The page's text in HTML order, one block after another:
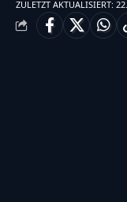
ZULETZT AKTUALISIERT: